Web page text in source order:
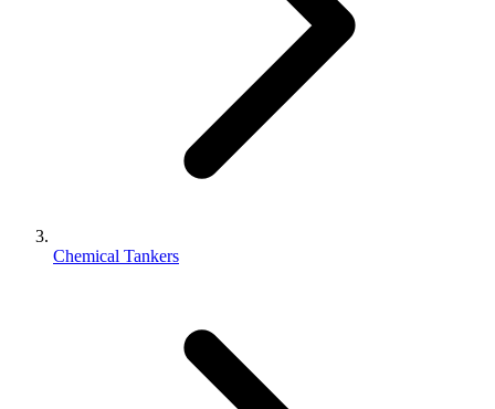
Chemical Tankers